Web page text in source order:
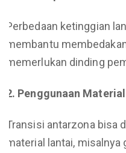
Perbedaan ketinggian
membantu
memerlukan dinding
2. Penggunaan
Transisi antarzona bisa
material lantai,